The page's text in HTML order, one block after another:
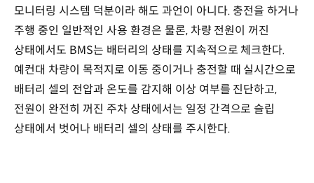
모니터링 시스템 덕분이라 해도 과언이 아니다. 충전을 하거나
주행 중인 일반적인 사용 환경은 물론, 차량 전원이 꺼진
상태에서도 BMS는 배터리의 상태를 지속적으로 체크한다.
예컨대 차량이 목적지로 이동 중이거나 충전할 때 실시간으로
배터리 셀의 전압과 온도를 감지해 이상 여부를 진단하고,
전원이 완전히 꺼진 주차 상태에서는 일정 간격으로 슬립
상태에서 벗어나 배터리 셀의 상태를 주시한다.